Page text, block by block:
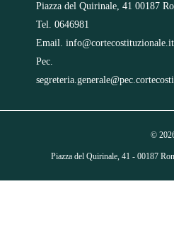
Piazza del Quirinale, 41 00187
Tel. 0646981
Email. info@cortecostituzionale.it
Pec.
©
Piazza del Quirinale, 41 - 00187